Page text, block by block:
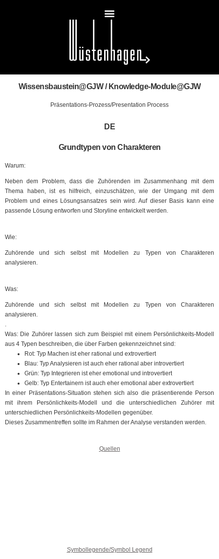
Wissensbaustein@GJW / Knowledge-Module@GJW
Präsentations-Prozess/Presentation Process
DE
Grundtypen von Charakteren
Warum:
Neben dem Problem, dass die Zuhörenden im Zusammenhang mit dem
Thema haben, ist es hilfreich, einzuschätzen, wie der Umgang mit dem
Problem und eines Lösungsansatzes sein wird. Auf dieser Basis kann eine
passende Lösung entworfen und Storyline entwickelt werden.
Wie:
Zuhörende und sich selbst mit Modellen zu Typen von Charakteren
analysieren.
Was:
Zuhörende und sich selbst mit Modellen zu Typen von Charakteren
analysieren.
.
Was: Die Zuhörer lassen sich zum Beispiel mit einem Persönlichkeits-Modell
aus 4 Typen beschreiben, die über Farben gekennzeichnet sind:
Rot: Typ Machen ist eher rational und extrovertiert
Blau: Typ Analysieren ist auch eher rational aber introvertiert
Grün: Typ Integrieren ist eher emotional und introvertiert
Gelb: Typ Entertainern ist auch eher emotional aber extrovertiert
In einer Präsentations-Situation stehen sich also die präsentierende Person
mit ihrem Persönlichkeits-Modell und die unterschiedlichen Zuhörer mit
unterschiedlichen Persönlichkeits-Modellen gegenüber.
Dieses Zusammentreffen sollte im Rahmen der Analyse verstanden werden.
Quellen
Symbollegende/Symbol Legend